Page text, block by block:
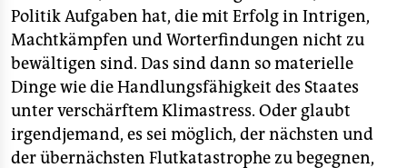
Politik Aufgaben hat, die mit Erfolg in Intrigen,
Machtkämpfen und Worterfindungen nicht zu
bewältigen sind. Das sind dann so materielle
Dinge wie die Handlungsfähigkeit des Staates
unter verschärftem Klimastress. Oder glaubt
irgendjemand, es sei möglich, der nächsten und
der übernächsten Flutkatastrophe zu begegnen,